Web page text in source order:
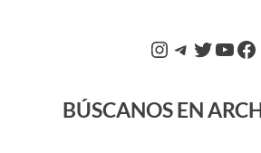
BÚSCANOS EN